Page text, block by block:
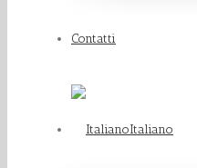
Contatti
Italiano